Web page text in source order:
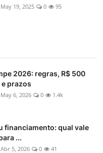
May 19, 2025 0 95
2026: regras, R$ 500
prazos
May 6, 2026 0 1.4k
financiamento: qual vale
...
Abr 5, 2026 0 41